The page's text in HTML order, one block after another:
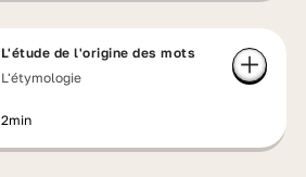
L'étude de l'origine des mots
L'étymologie
2min